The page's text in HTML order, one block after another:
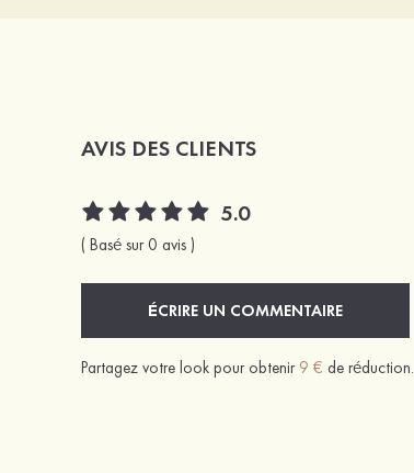
AVIS DES CLIENTS
5.0
( Basé sur 0 avis )
ÉCRIRE UN COMMENTAIRE
Partagez votre look pour obtenir 9 € de réduction.